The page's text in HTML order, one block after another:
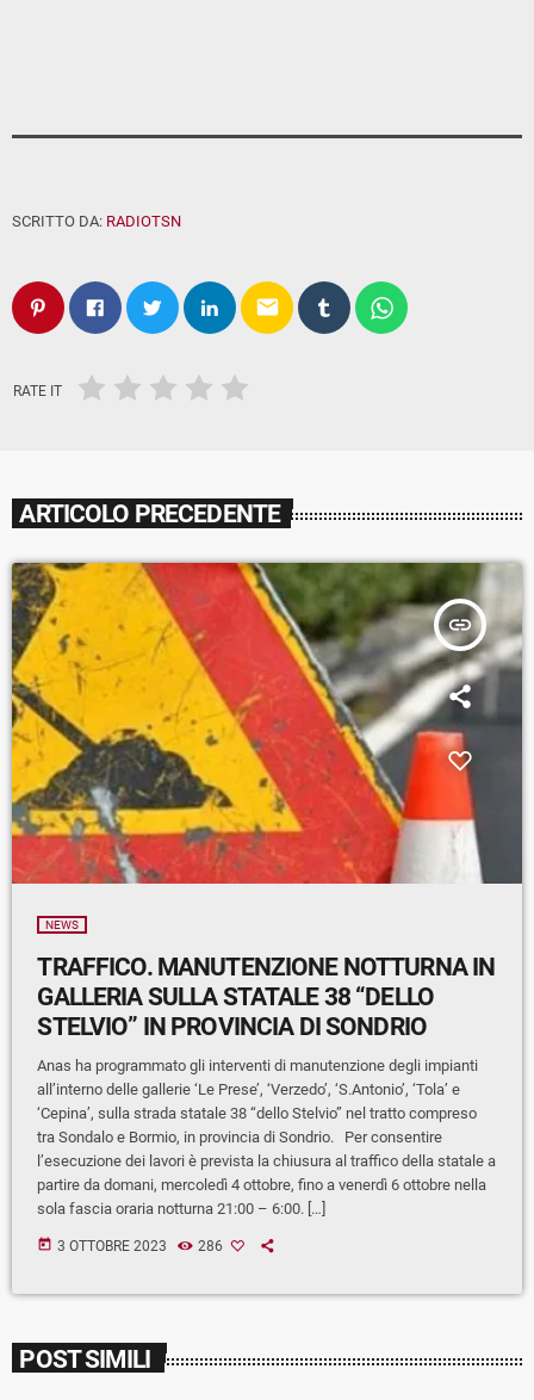
SCRITTO DA: RADIOTSN
email
RATE IT
ARTICOLO PRECEDENTE
insert_link
NEWS
TRAFFICO. MANUTENZIONE NOTTURNA IN
GALLERIA SULLA STATALE 38 “DELLO
STELVIO” IN PROVINCIA DI SONDRIO
Anas ha programmato gli interventi di manutenzione degli impianti
all’interno delle gallerie ‘Le Prese’, ‘Verzedo’, ‘S.Antonio’, ‘Tola’ e
‘Cepina’, sulla strada statale 38 “dello Stelvio” nel tratto compreso
tra Sondalo e Bormio, in provincia di Sondrio. Per consentire
l’esecuzione dei lavori è prevista la chiusura al traffico della statale a
partire da domani, mercoledì 4 ottobre, fino a venerdì 6 ottobre nella
sola fascia oraria notturna 21:00 – 6:00. […]
today 3 OTTOBRE 2023 286
POST SIMILI